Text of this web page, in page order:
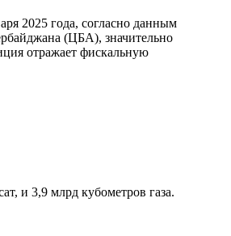
2025 года, согласно данным
(ЦБА), значительно
отражает фискальную
и 3,9 млрд кубометров газа.